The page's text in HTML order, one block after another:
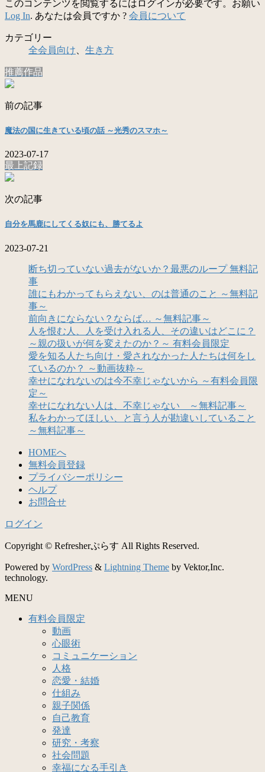
このコンテンツを閲覧するにはログインが必要です。お願い
Log In. あなたは会員ですか ? 会員について
カテゴリー
全会員向け
生き方
推薦作品
前の記事
魔法の国に生きている頃の話 ～光秀のスマホ～
2023-07-17
最上記録
次の記事
自分を馬鹿にしてくる奴にも、勝てるよ
2023-07-21
断ち切っていない過去がないか？最悪のループ 無料記
事
誰にもわかってもらえない、のは普通のこと ～無料記
事～
前向きにならない？ならば… ～無料記事～
人を恨む人、人を受け入れる人、その違いはどこに？
～親の扱いが何を変えたのか？～ 有料会員限定
愛を知る人たち向け・愛されなかった人たちは何をし
ているのか？ ～動画抜粋～
幸せになれないのは今不幸じゃないから ～有料会員限
定～
幸せになれない人は、不幸じゃない ～無料記事～
私をわかってほしい、と言う人が勘違いしていること
～無料記事～
HOMEへ
無料会員登録
プライバシーポリシー
ヘルプ
お問合せ
ログイン
Copyright © Refresherぷらす All Rights Reserved.
Powered by WordPress & Lightning Theme by Vektor,Inc.
technology.
MENU
有料会員限定
動画
心眼術
コミュニケーション
人格
恋愛・結婚
仕組み
親子関係
自己教育
発達
研究・考察
社会問題
幸福になる手引き